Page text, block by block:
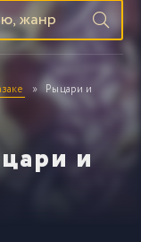
Рыцари и
и